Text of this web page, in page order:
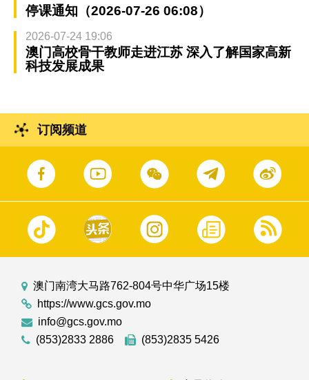
停课通知（2026-07-26 06:08）
2026-07-24 19:06
澳门高校骨干教师走进江苏 深入了解国家高新
科技发展成果
订阅频道
澳门南湾大马路762-804号中华广场15楼
https://www.gcs.gov.mo
info@gcs.gov.mo
(853)2833 2886
(853)2835 5426